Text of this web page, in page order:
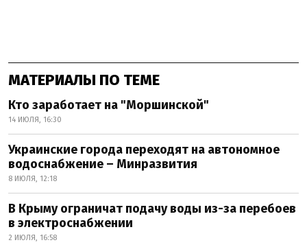
МАТЕРИАЛЫ ПО ТЕМЕ
Кто заработает на "Моршинской"
14 ИЮЛЯ, 16:30
Украинские города переходят на автономное
водоснабжение – Минразвития
8 ИЮЛЯ, 12:18
В Крыму ограничат подачу воды из-за перебоев
в электроснабжении
2 ИЮЛЯ, 16:58